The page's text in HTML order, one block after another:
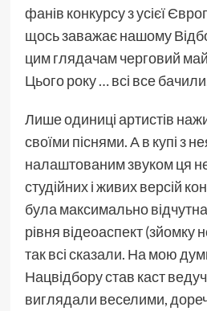
фанів конкурсу з усієї
щось заважає нашому
цим глядачам черговий
Цього року … всі все
Лише одиниці артистів
своїми піснями. А в купі з
налаштованим звуком ця
студійних і живих версій
була максимально
рівня відеоаспект (зйомку
так всі сказали. На мою
Нацвідбору став каст
виглядали веселими,